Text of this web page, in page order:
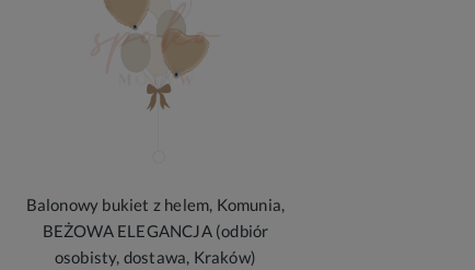
Balonowy bukiet z helem, Komunia,
BEŻOWA ELEGANCJA (odbiór
osobisty, dostawa, Kraków)